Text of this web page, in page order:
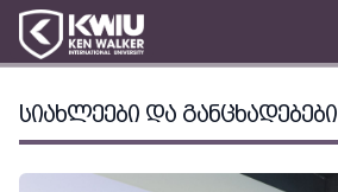
ᲡᲘᲐᲮᲚᲔᲔᲑᲘ ᲓᲐ ᲒᲐᲜᲪᲮᲐᲓᲔᲑᲔᲑᲘ